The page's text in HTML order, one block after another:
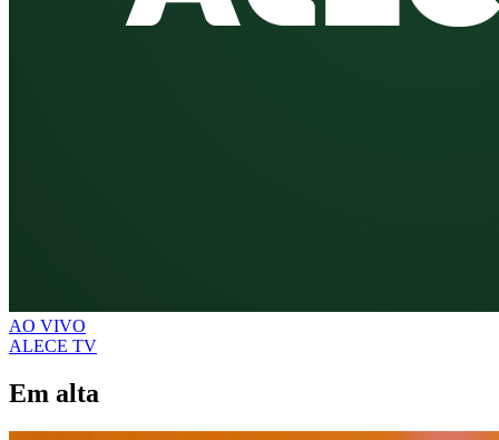
AO VIVO
ALECE TV
Em alta